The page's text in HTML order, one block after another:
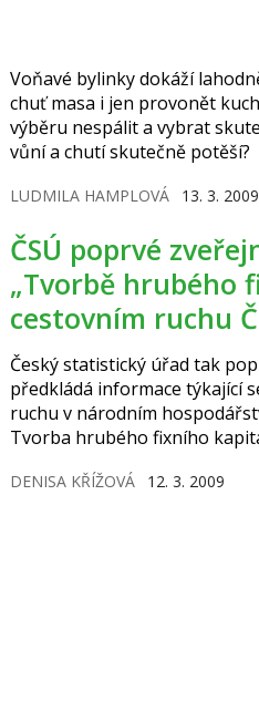
Voňavé bylinky dokáží
chuť masa i jen provonět
výběru nespálit a vybrat
vůní a chutí skutečně potěší?
LUDMILA HAMPLOVÁ 13. 3. 2009
ČSÚ poprvé zveřejnil údaje o
„Tvorbě hrubého
cestovním ruchu
Český statistický úřad tak
předkládá informace týkající
ruchu v národním
Tvorba hrubého fixního
V roce 2006 byla
DENISA KŘÍŽOVÁ 12. 3. 2009